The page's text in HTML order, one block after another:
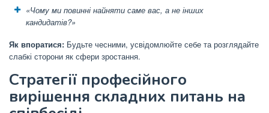
«Чому ми повинні найняти саме вас, а не інших
кандидатів?»
Як впоратися: Будьте чесними, усвідомлюйте себе та розглядайте
слабкі сторони як сфери зростання.
Стратегії професійного
вирішення складних питань на